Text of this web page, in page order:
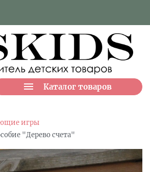
Каталог товаров
игры
"Дерево счета"